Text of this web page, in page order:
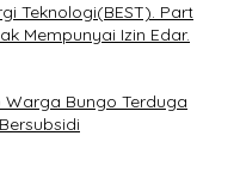
Teknologi(BEST). Part
Mempunyai Izin Edar.
Bungo Terduga